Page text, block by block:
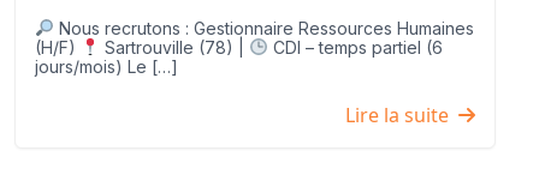
Nous recrutons : Gestionnaire Ressources Humaines
(H/F)
Sartrouville (78) |
CDI – temps partiel (6
jours/mois) Le […]
Lire la suite